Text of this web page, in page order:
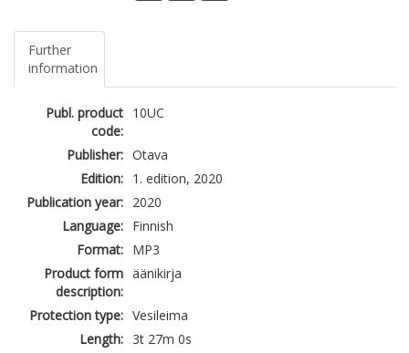
Further
information
Publ. product
code:
10UC
Publisher: Otava
Edition: 1. edition, 2020
Publication year: 2020
Language: Finnish
Format: MP3
Product form
description:
äänikirja
Protection type: Vesileima
Length: 3t 27m 0s